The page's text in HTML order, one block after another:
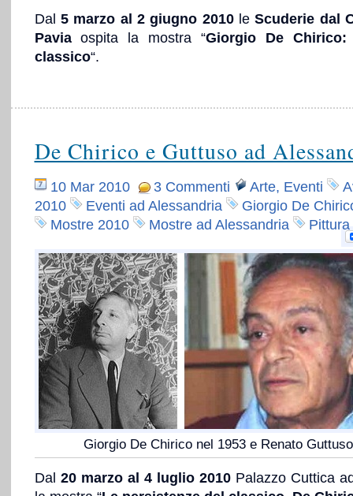
Dal 5 marzo al 2 giugno 2010leScuderie dal
Paviaospita la mostra “Giorgio De
classico“.
De Chirico e Guttuso ad
10 Mar 2010 3 Commenti Arte, Eventi
2010
Eventi ad Alessandria
Giorgio De
Mostre 2010
Mostre ad Alessandria Pittura
Giorgio De Chirico nel 1953 e Renato Guttuso
Dal 20 marzo al 4 luglio 2010 Palazzo Cuttica